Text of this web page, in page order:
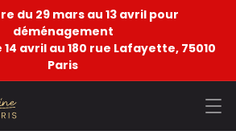
du 29 mars au 13 avril pour
déménagement
avril au 180 rue Lafayette, 75010
Paris